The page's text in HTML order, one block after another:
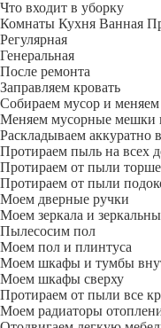
Что входит в уборку
Регу­лярная
Гене­ральная
После ремонта
Заправляем кровать
Собираем мусор и
Меняем мусорные мешки
Раскладываем аккуратно
Протираем пыль на всех
Протираем от пыли
Протираем от пыли
Моем дверные ручки
Моем зеркала и
Пылесосим пол
Моем пол и плинтуса
Моем шкафы и тумбы
Моем шкафы сверху
Протираем от пыли все
Моем радиаторы